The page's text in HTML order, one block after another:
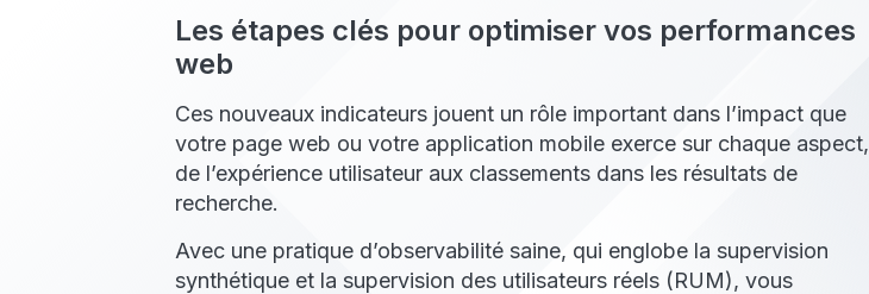
Les étapes clés pour optimiser vos performances
web
Ces nouveaux indicateurs jouent un rôle important dans l’impact que
votre page web ou votre application mobile exerce sur chaque aspect,
de l’expérience utilisateur aux classements dans les résultats de
recherche.
Avec une pratique d’observabilité saine, qui englobe la supervision
synthétique et la supervision des utilisateurs réels (RUM), vous